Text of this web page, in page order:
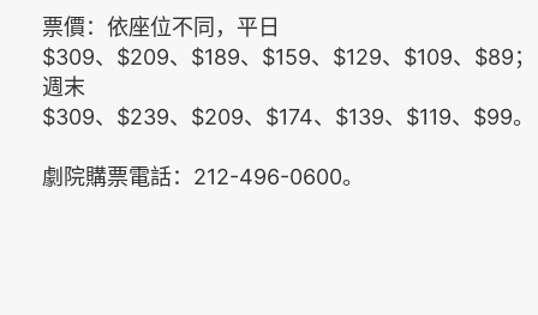
票價：依座位不同，平日
$309、$209、$189、$159、$129、$109、$89；
週末
$309、$239、$209、$174、$139、$119、$99。
劇院購票電話：212-496-0600。